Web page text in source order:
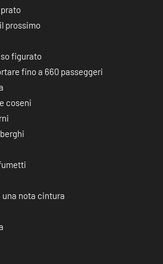
prossimo
figurato
fino a 660 passeggeri
coseni
nota cintura